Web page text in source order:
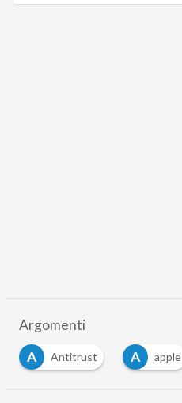
Argomenti
A
Antitrust A apple